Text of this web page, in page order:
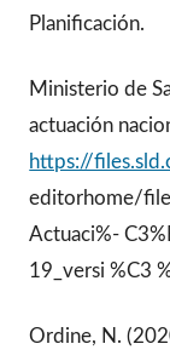
Planificación.
Ministerio de
actuación
https://
editorhome/
Actuaci%-
19_versi %C3
Ordine, N.